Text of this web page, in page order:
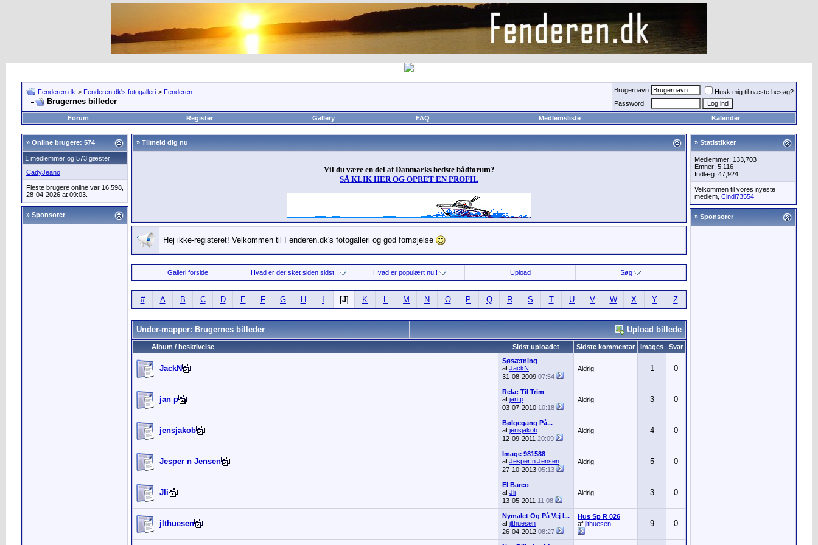
Fenderen.dk > Fenderen.dk's fotogalleri > Fenderen
Brugernes billeder
Brugernavn
Husk mig til næste besøg?
Password
Forum
Register Gallery FAQ Medlemsliste Kalender
» Online brugere: 574
1 medlemmer og 573 gæster
CadyJeano
Fleste brugere online var 16,598,
28-04-2026 at 09:03.
» Sponsorer
» Tilmeld dig nu
Vil du være en del af Danmarks bedste bådforum?
SÅ KLIK HER OG OPRET EN PROFIL
Hej ikke-registeret! Velkommen til Fenderen.dk's fotogalleri og god fornøjelse
Galleri forside Hvad er der sket siden sidst.! Hvad er populært nu.! Upload Søg
# A B C D E F G H [J] K L M N O P Q R S T U V W X Y Z
Under-mapper: Brugernes billeder Upload billede
Album / beskrivelse Sidst uploadet Sidste kommentar Images Svar
JackN
Søsætning
af JackN
31-08-2009 07:54
Aldrig 1 0
jan p
Relæ Til Trim
af jan p
03-07-2010 10:18
Aldrig 3 0
jensjakob
Bølgegang På...
af jensjakob
12-09-2011 20:09
Aldrig 4 0
Jesper n Jensen
Image 981588
af Jesper n Jensen
27-10-2013 05:13
Aldrig 5 0
Jli
El Barco
af Jli
13-05-2011 11:08
Aldrig 3 0
jlthuesen
Nymalet Og På Vej I...
af jlthuesen
26-04-2012 08:27
Hus Sp R 026
af jlthuesen 9 0
» Statistikker
Medlemmer: 133,703
Emner: 5,116
Indlæg: 47,924
Velkommen til vores nyeste
medlem, Cindi73554
» Sponsorer